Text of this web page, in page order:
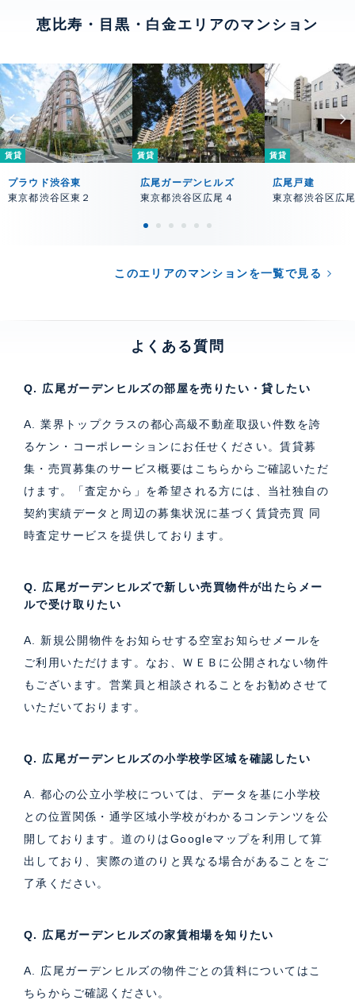
恵比寿・目黒・白金エリアのマンション
賃貸
プラウド渋谷東
東京都渋谷区東２
賃貸
広尾ガーデンヒルズ
東京都渋谷区広尾４
賃貸
広尾戸建
東京都渋谷区広
このエリアのマンションを一覧で見る
よくある質問
Q. 広尾ガーデンヒルズの部屋を売りたい・貸したい
A. 業界トップクラスの都心高級不動産取扱い件数を誇
るケン・コーポレーションにお任せください。賃貸募
集・売買募集のサービス概要はこちら からご確認いただ
けます。「査定から」を希望される方には、当社独自の
契約実績データと周辺の募集状況に基づく 賃貸売買 同
時査定サービス を提供しております。
Q. 広尾ガーデンヒルズで新しい売買物件が出たらメー
ルで受け取りたい
A. 新規公開物件をお知らせする空室お知らせメールを
ご利用いただけます。なお、ＷＥＢに公開されない物件
もございます。営業員と相談されることをお勧めさせて
いただいております。
Q. 広尾ガーデンヒルズの小学校学区域を確認したい
A. 都心の公立小学校については、データを基に小学校
との位置関係・通学区域小学校がわかるコンテンツを公
開しております。道のりはGoogleマップを利用して算
出しており、実際の道のりと異なる場合があることをご
了承ください。
Q. 広尾ガーデンヒルズの家賃相場を知りたい
A. 広尾ガーデンヒルズの物件ごとの賃料についてはこ
ちら からご確認ください。